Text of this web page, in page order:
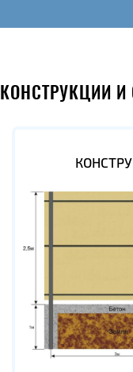
КОНСТРУКЦИИ